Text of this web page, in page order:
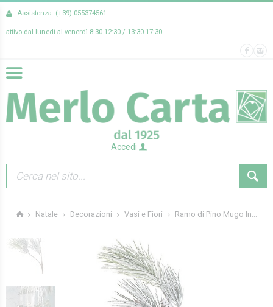
Assistenza: (+39) 055374561
attivo dal lunedì al venerdì 8:30-12:30 / 13:30-17:30
Accedi
Natale Decorazioni Vasi e Fiori Ramo di Pino Mugo In...